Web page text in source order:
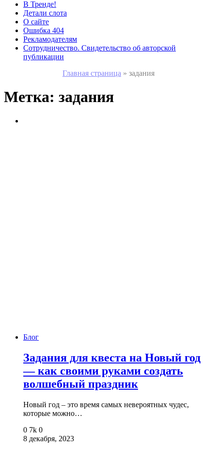
В Тренде!
Детали слота
О сайте
Ошибка 404
Рекламодателям
Сотрудничество. Свидетельство об авторской
публикации
Главная страница » задания
Метка: задания
Блог
Задания для квеста на Новый год
— как своими руками создать
волшебный праздник
Новый год – это время самых невероятных чудес,
которые можно…
0 7k 0
8 декабря, 2023